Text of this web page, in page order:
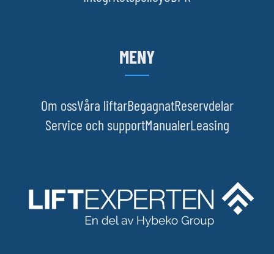
MENY
Om ossVåra liftarBegagnatReservdelar
Service och supportManualerLeasing